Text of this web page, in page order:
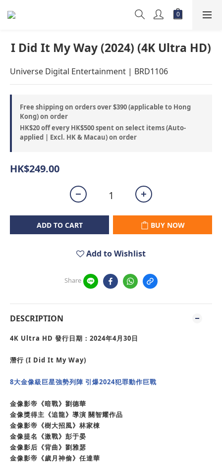
I Did It My Way (2024) (4K Ultra HD)
Universe Digital Entertainment | BRD1106
Free shipping on orders over $390 (applicable to Hong
Kong) on order
HK$20 off every HK$500 spent on select items (Auto-
applied | Excl. HK & Macau) on order
HK$249.00
ADD TO CART BUY NOW
Add to Wishlist
Share
DESCRIPTION
4K Ultra HD 發行日期：2024年4月30日
潛行 (I Did It My Way)
8大金像級巨星強勢列陣 引爆2024犯罪動作巨戰
金像影帝《暗戰》劉德華
金像獎得主《追龍》導演 關智耀作品
金像影帝《樹大招風》林家棟
金像提名《激戰》彭于晏
金像影后《背曲》劉雅瑟
金像影帝《歲月神偷》任達華